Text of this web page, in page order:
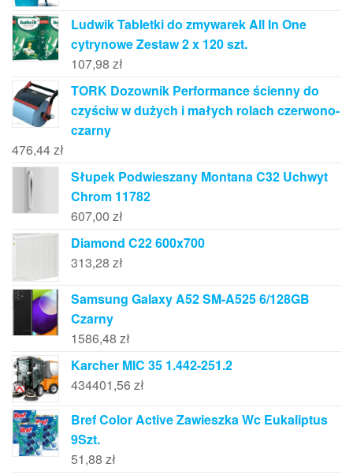
Ludwik Tabletki do zmywarek All In One
cytrynowe Zestaw 2 x 120 szt.
107,98 zł
TORK Dozownik Performance ścienny do
czyściw w dużych i małych rolach czerwono-
czarny
476,44zł
Słupek Podwieszany Montana C32 Uchwyt
Chrom 11782
607,00 zł
Diamond C22 600x700
313,28 zł
Samsung Galaxy A52 SM-A525 6/128GB
Czarny
1586,48 zł
Karcher MIC 35 1.442-251.2
434401,56 zł
Bref Color Active Zawieszka Wc Eukaliptus
9Szt.
51,88 zł